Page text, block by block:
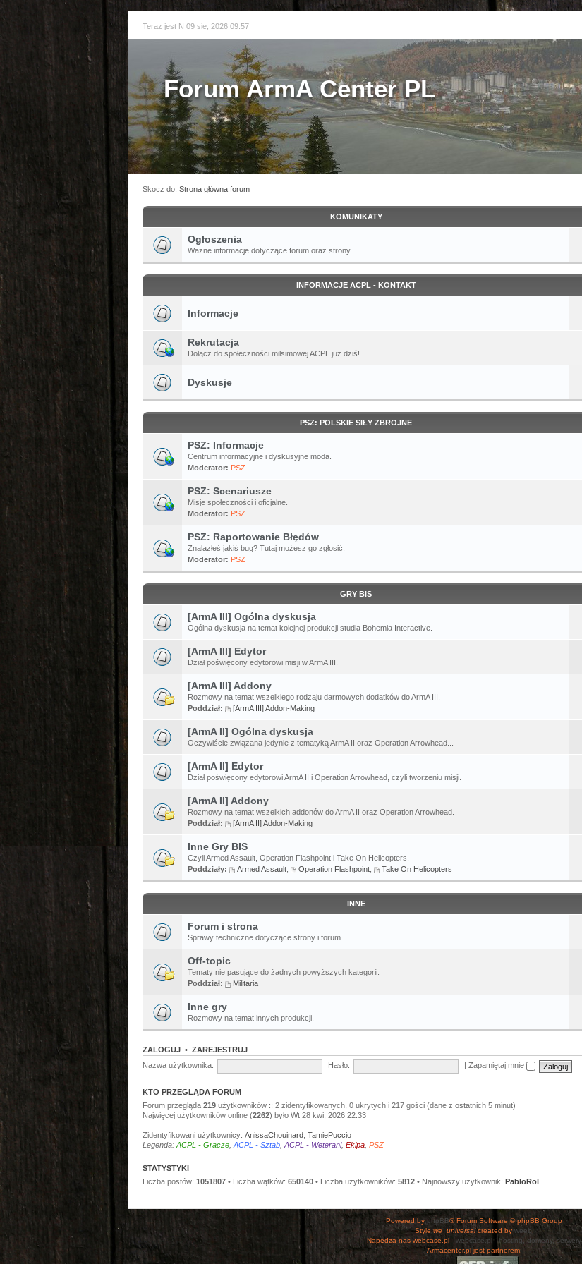
Teraz jest N 09 sie, 2026 09:57
Forum ArmA Center PL
Skocz do: Strona główna forum
KOMUNIKATY
Ogłoszenia
Ważne informacje dotyczące forum oraz strony.
INFORMACJE ACPL - KONTAKT
Informacje
Rekrutacja
Dołącz do społeczności milsimowej ACPL już dziś!
Dyskusje
PSZ: POLSKIE SIŁY ZBROJNE
PSZ: Informacje
Centrum informacyjne i dyskusyjne moda.
Moderator: PSZ
PSZ: Scenariusze
Misje społeczności i oficjalne.
Moderator: PSZ
PSZ: Raportowanie Błędów
Znalazłeś jakiś bug? Tutaj możesz go zgłosić.
Moderator: PSZ
GRY BIS
[ArmA III] Ogólna dyskusja
Ogólna dyskusja na temat kolejnej produkcji studia Bohemia Interactive.
[ArmA III] Edytor
Dział poświęcony edytorowi misji w ArmA III.
[ArmA III] Addony
Rozmowy na temat wszelkiego rodzaju darmowych dodatków do ArmA III.
Poddział:
[ArmA III] Addon-Making
[ArmA II] Ogólna dyskusja
Oczywiście związana jedynie z tematyką ArmA II oraz Operation Arrowhead...
[ArmA II] Edytor
Dział poświęcony edytorowi ArmA II i Operation Arrowhead, czyli tworzeniu misji.
[ArmA II] Addony
Rozmowy na temat wszelkich addonów do ArmA II oraz Operation Arrowhead.
Poddział:
[ArmA II] Addon-Making
Inne Gry BIS
Czyli Armed Assault, Operation Flashpoint i Take On Helicopters.
Poddziały:
Armed Assault Operation Flashpoint Take On Helicopters
INNE
Forum i strona
Sprawy techniczne dotyczące strony i forum.
Off-topic
Tematy nie pasujące do żadnych powyższych kategorii.
Poddział:
Militaria
Inne gry
Rozmowy na temat innych produkcji.
ZALOGUJ • ZAREJESTRUJ
Nazwa użytkownika:
Hasło: Zapamiętaj mnie
KTO PRZEGLĄDA FORUM
Forum przegląda 219 użytkowników :: 2 zidentyfikowanych, 0 ukrytych i 217 gości (dane z ostatnich 5 minut)
Najwięcej użytkowników online (2262) było Wt 28 kwi, 2026 22:33
Zidentyfikowani użytkownicy: AnissaChouinard TamiePuccio
Legenda: ACPL - Gracze ACPL - Sztab ACPL - Weterani, Ekipa PSZ
STATYSTYKI
Liczba postów: 1051807 • Liczba wątków: 650140 • Liczba użytkowników: 5812 • Najnowszy użytkownik: PabloRol
Powered by phpBB® Forum Software © phpBB Group
Stylewe_universalcreated by weeb
Napędza nas webcase.pl - webcase.pl - hosting, domeny, serwery
Armacenter.pl jest partnerem: